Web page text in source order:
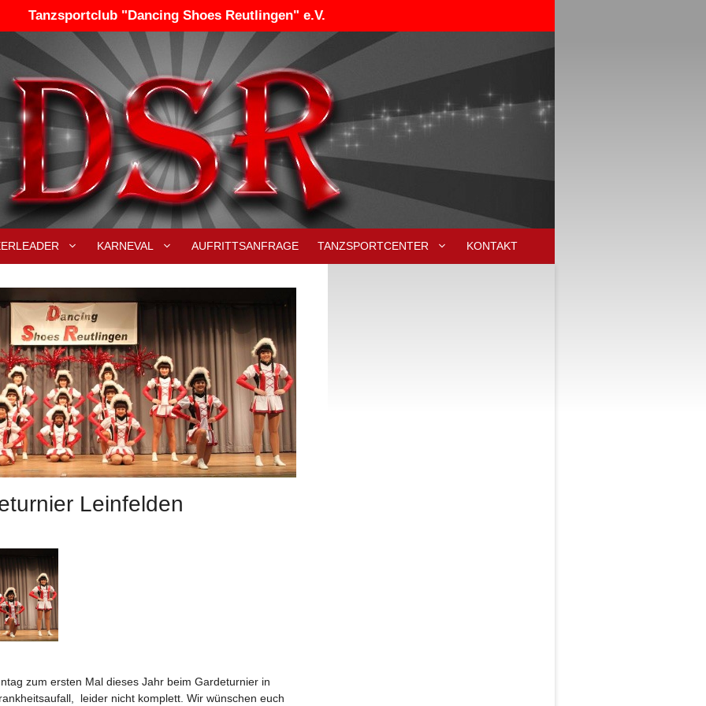
Tanzsportclub "Dancing Shoes Reutlingen" e.V.
KARNEVAL AUFRITTSANFRAGE TANZSPORTCENTER KONTAKT
Leinfelden
zum ersten Mal dieses Jahr beim Gardeturnier in
leider nicht komplett. Wir wünschen euch